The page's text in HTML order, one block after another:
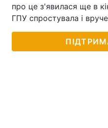
про це з'явилася ще в
ГПУ спростувала і